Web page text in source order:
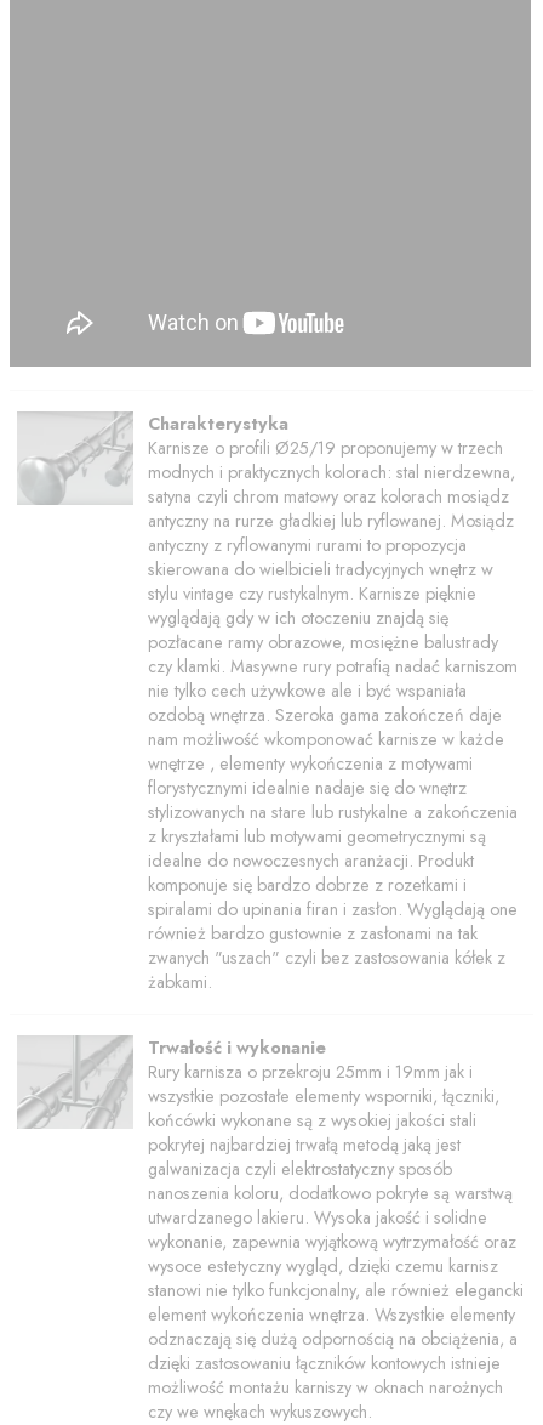
Charakterystyka
Karnisze o profili Ø25/19 proponujemy w trzech
modnych i praktycznych kolorach: stal nierdzewna,
satyna czyli chrom matowy oraz kolorach mosiądz
antyczny na rurze gładkiej lub ryflowanej. Mosiądz
antyczny z ryflowanymi rurami to propozycja
skierowana do wielbicieli tradycyjnych wnętrz w
stylu vintage czy rustykalnym. Karnisze pięknie
wyglądają gdy w ich otoczeniu znajdą się
pozłacane ramy obrazowe, mosiężne balustrady
czy klamki. Masywne rury potrafią nadać karniszom
nie tylko cech używkowe ale i być wspaniała
ozdobą wnętrza. Szeroka gama zakończeń daje
nam możliwość wkomponować karnisze w każde
wnętrze , elementy wykończenia z motywami
florystycznymi idealnie nadaje się do wnętrz
stylizowanych na stare lub rustykalne a zakończenia
z kryształami lub motywami geometrycznymi są
idealne do nowoczesnych aranżacji. Produkt
komponuje się bardzo dobrze z rozetkami i
spiralami do upinania firan i zasłon. Wyglądają one
również bardzo gustownie z zasłonami na tak
zwanych "uszach" czyli bez zastosowania kółek z
żabkami.
Trwałość i wykonanie
Rury karnisza o przekroju 25mm i 19mm jak i
wszystkie pozostałe elementy wsporniki, łączniki,
końcówki wykonane są z wysokiej jakości stali
pokrytej najbardziej trwałą metodą jaką jest
galwanizacja czyli elektrostatyczny sposób
nanoszenia koloru, dodatkowo pokryte są warstwą
utwardzanego lakieru. Wysoka jakość i solidne
wykonanie, zapewnia wyjątkową wytrzymałość oraz
wysoce estetyczny wygląd, dzięki czemu karnisz
stanowi nie tylko funkcjonalny, ale również elegancki
element wykończenia wnętrza. Wszystkie elementy
odznaczają się dużą odpornością na obciążenia, a
dzięki zastosowaniu łączników kontowych istnieje
możliwość montażu karniszy w oknach narożnych
czy we wnękach wykuszowych.